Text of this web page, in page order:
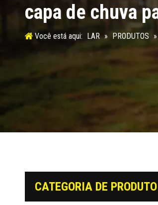
capa de chuva
Você está aqui: LAR » PRODUTOS »
CATEGORIA DE PRODUTO